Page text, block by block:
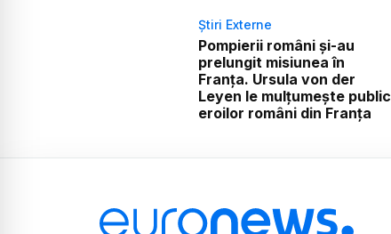
Știri Externe
Pompierii români și-au
prelungit misiunea în
Franța. Ursula von der
Leyen le mulțumește public
eroilor români din Franța